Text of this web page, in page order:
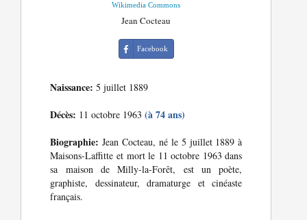
Wikimedia Commons
Jean Cocteau
Facebook
Naissance: 5 juillet 1889
Décès: 11 octobre 1963(à 74 ans)
Biographie: Jean Cocteau, né le 5 juillet 1889 à
Maisons-Laffitte et mort le 11 octobre 1963 dans
sa maison de Milly-la-Forêt, est un poète,
graphiste, dessinateur, dramaturge et cinéaste
français.